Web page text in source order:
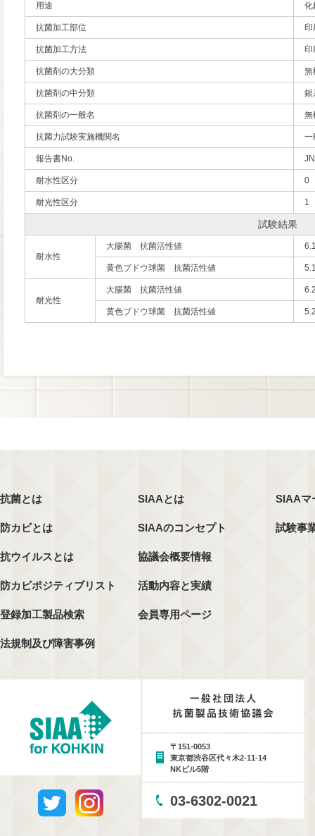
用途 化
抗菌加工部位 印
抗菌加工方法 印
抗菌剤の大分類 無
抗菌剤の中分類 銀
抗菌剤の一般名 無
抗菌力試験実施機関名 一
報告書No.
耐水性区分 0
耐光性区分 1
試験結果
耐水性
大腸菌 抗菌活性値
黄色ブドウ球菌 抗菌活性値
耐光性
大腸菌 抗菌活性値
黄色ブドウ球菌 抗菌活性値
抗菌とは
防カビとは
抗ウイルスとは
防カビポジティブリスト
登録加工製品検索
法規制及び障害事例
SIAAとは
SIAAのコンセプト
協議会概要情報
活動内容と実績
会員専用ページ
SIAAマ
試験事
〒151-0053
東京都渋谷区代々木2-11-14
NKビル5階
03-6302-0021